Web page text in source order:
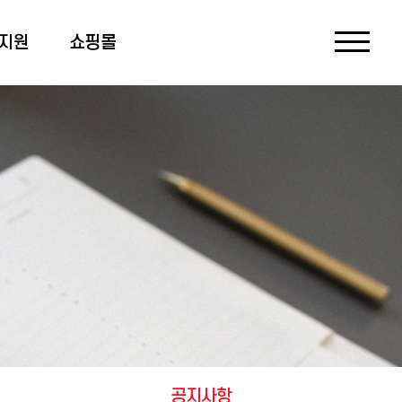
원 쇼핑몰
공지사항